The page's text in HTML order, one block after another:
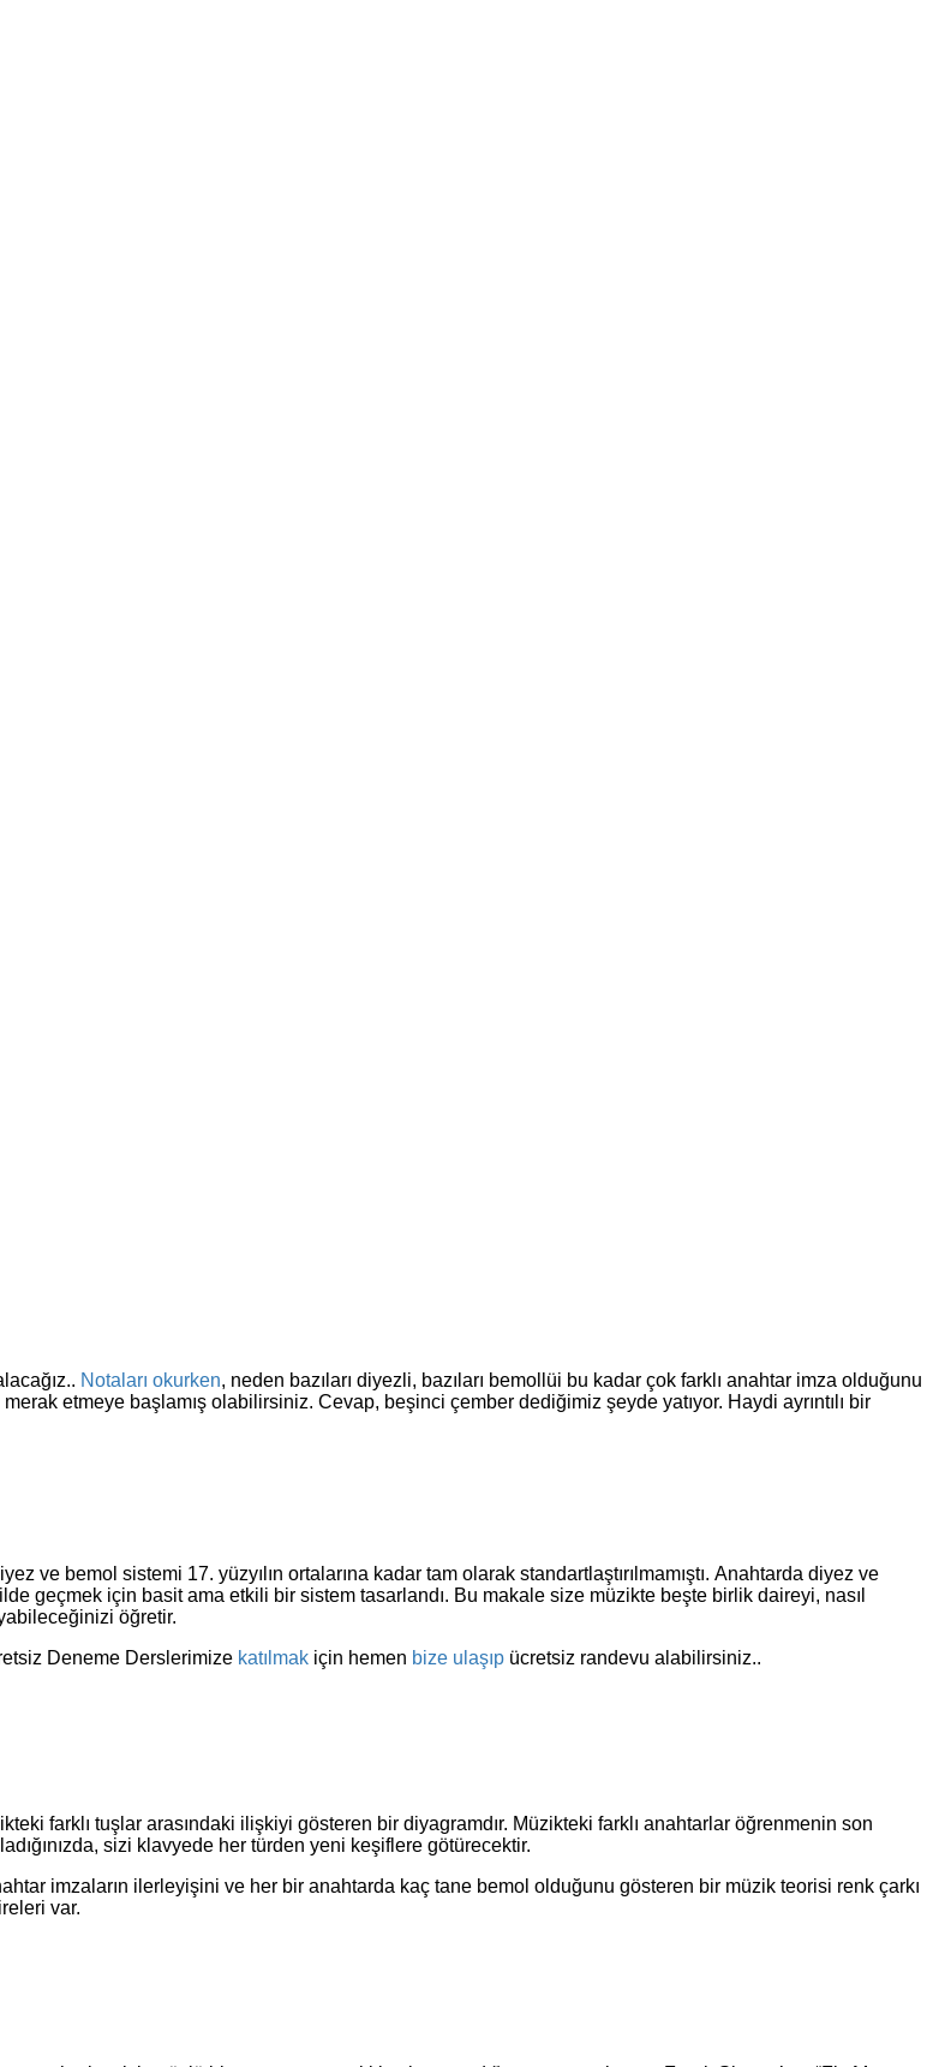
Notaları okurken, neden bazıları diyezli, bazıları bemollüi bu kadar çok farklı anahtar imza olduğunu
etmeye başlamış olabilirsiniz. Cevap, beşinci çember dediğimiz şeyde yatıyor. Haydi ayrıntılı bir
ve bemol sistemi 17. yüzyılın ortalarına kadar tam olarak standartlaştırılmamıştı. Anahtarda diyez ve
geçmek için basit ama etkili bir sistem tasarlandı. Bu makale size müzikte beşte birlik daireyi, nasıl
öğretir.
Deneme Derslerimize katılmak için hemen bize ulaşıp ücretsiz randevu alabilirsiniz..
farklı tuşlar arasındaki ilişkiyi gösteren bir diyagramdır. Müzikteki farklı anahtarlar öğrenmenin son
sizi klavyede her türden yeni keşiflere götürecektir.
imzaların ilerleyişini ve her bir anahtarda kaç tane bemol olduğunu gösteren bir müzik teorisi renk çarkı
var.